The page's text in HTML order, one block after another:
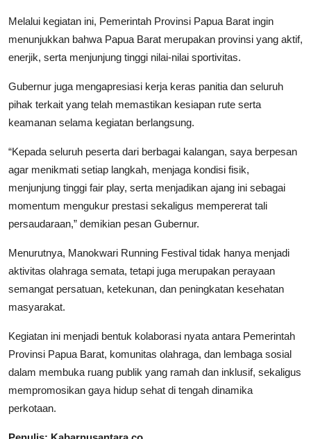
Melalui kegiatan ini, Pemerintah Provinsi Papua Barat ingin
menunjukkan bahwa Papua Barat merupakan provinsi yang aktif,
enerjik, serta menjunjung tinggi nilai-nilai sportivitas.
Gubernur juga mengapresiasi kerja keras panitia dan seluruh
pihak terkait yang telah memastikan kesiapan rute serta
keamanan selama kegiatan berlangsung.
“Kepada seluruh peserta dari berbagai kalangan, saya berpesan
agar menikmati setiap langkah, menjaga kondisi fisik,
menjunjung tinggi fair play, serta menjadikan ajang ini sebagai
momentum mengukur prestasi sekaligus mempererat tali
persaudaraan,” demikian pesan Gubernur.
Menurutnya, Manokwari Running Festival tidak hanya menjadi
aktivitas olahraga semata, tetapi juga merupakan perayaan
semangat persatuan, ketekunan, dan peningkatan kesehatan
masyarakat.
Kegiatan ini menjadi bentuk kolaborasi nyata antara Pemerintah
Provinsi Papua Barat, komunitas olahraga, dan lembaga sosial
dalam membuka ruang publik yang ramah dan inklusif, sekaligus
mempromosikan gaya hidup sehat di tengah dinamika
perkotaan.